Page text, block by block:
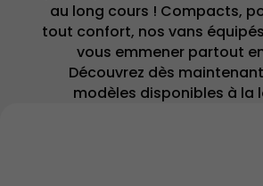
au long cours ! Compacts,
tout confort, nos vans
vous emmener partout
Découvrez dès
modèles disponibles à la